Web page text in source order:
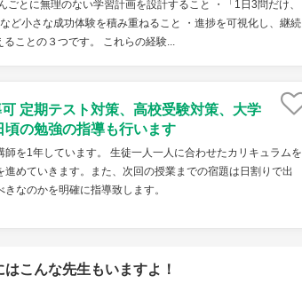
ごとに無理のない学習計画を設計すること ・「1日3問だけ、
ど小さな成功体験を積み重ねること ・進捗を可視化し、継続
ることの３つです。 これらの経験...
定期テスト対策、高校受験対策、大学
頃の勉強の指導も行います
師を1年しています。 生徒一人一人に合わせたカリキュラムを
進めていきます。また、次回の授業までの宿題は日割りで出
きなのかを明確に指導致します。
こんな先生もいますよ！